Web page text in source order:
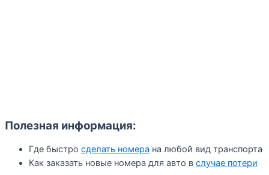
Полезная информация:
Где быстро сделать номера на любой вид транспорта
Как заказать новые номера для авто в случае потери